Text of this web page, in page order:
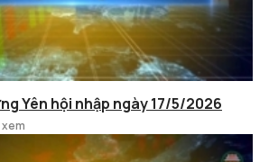
Yên hội nhập ngày 17/5/2026
xem